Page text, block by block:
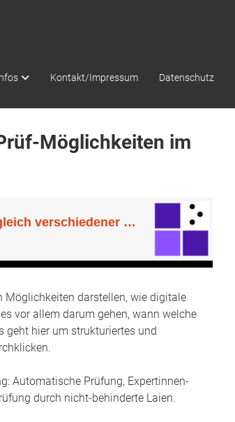
Kontakt/Impressum Datenschutz
Möglichkeiten im
Möglichkeiten darstellen, wie digitale
vor allem darum gehen, wann welche
geht hier um strukturiertes und
Automatische Prüfung, Expertinnen-
durch nicht-behinderte Laien.